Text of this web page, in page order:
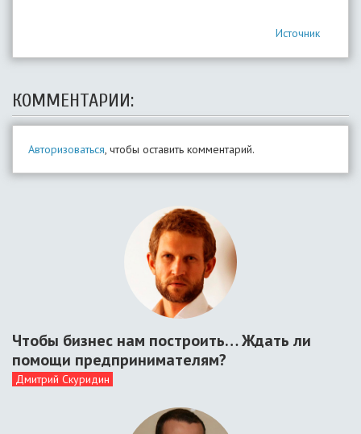
Источник
КОММЕНТАРИИ:
Авторизоваться, чтобы оставить комментарий.
Чтобы бизнес нам построить… Ждать ли
помощи предпринимателям?
Дмитрий Скуридин